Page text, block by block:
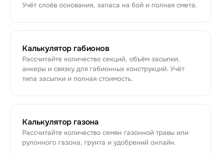
Учёт слоёв основания, запаса на бой и полная смета.
Калькулятор габионов
Рассчитайте количество секций, объём засыпки,
анкеры и связку для габионных конструкций. Учёт
типа засыпки и полная стоимость.
Калькулятор газона
Рассчитайте количество семян газонной травы или
рулонного газона, грунта и удобрений онлайн.